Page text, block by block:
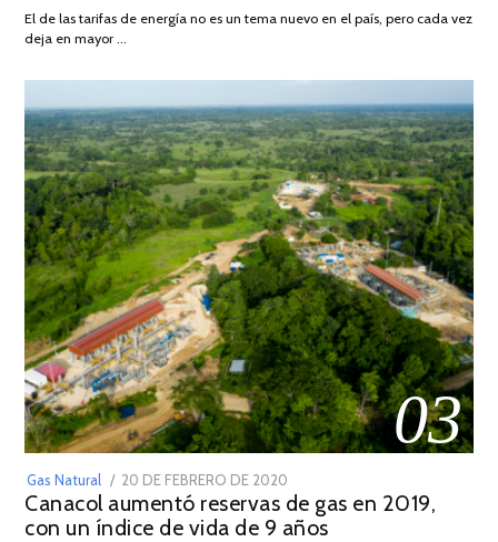
DE
El de las tarifas de energía no es un tema nuevo en el país, pero cada vez
deja en mayor …
03
Gas Natural
POSTED
ON
20 DE FEBRERO DE 2020
DE
JULIO
Canacol aumentó reservas de gas en 2019,
con un índice de vida de 9 años